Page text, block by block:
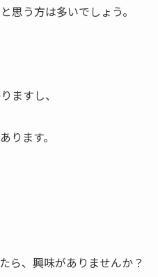
思う方は多いでしょう。
ますし、
ります。
ら、興味がありませんか？